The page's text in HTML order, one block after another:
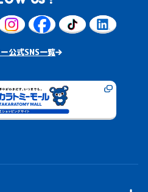
公式SNS一覧